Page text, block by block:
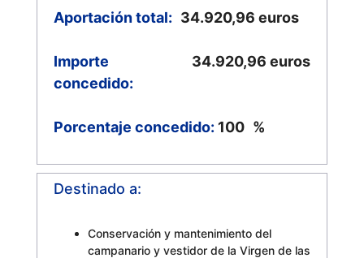
Aportación total: 34.920,96 euros
Importe
concedido:
34.920,96 euros
Porcentaje concedido: 100 %
Destinado a:
Conservación y mantenimiento del
campanario y vestidor de la Virgen de las